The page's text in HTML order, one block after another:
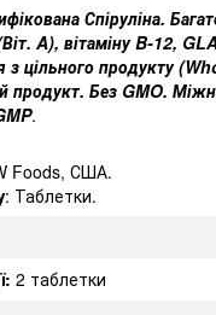
Спіруліна.
A), вітаміну B-12,
з цільного продукту
продукт. Без GMO.
.
Foods, США.
: Таблетки.
2 таблетки